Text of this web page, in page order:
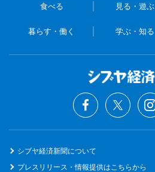
食べる 見る・遊ぶ
暮らす・働く 学ぶ・知る
シブヤ経済新聞について
プレスリリース・情報提供はこちらから